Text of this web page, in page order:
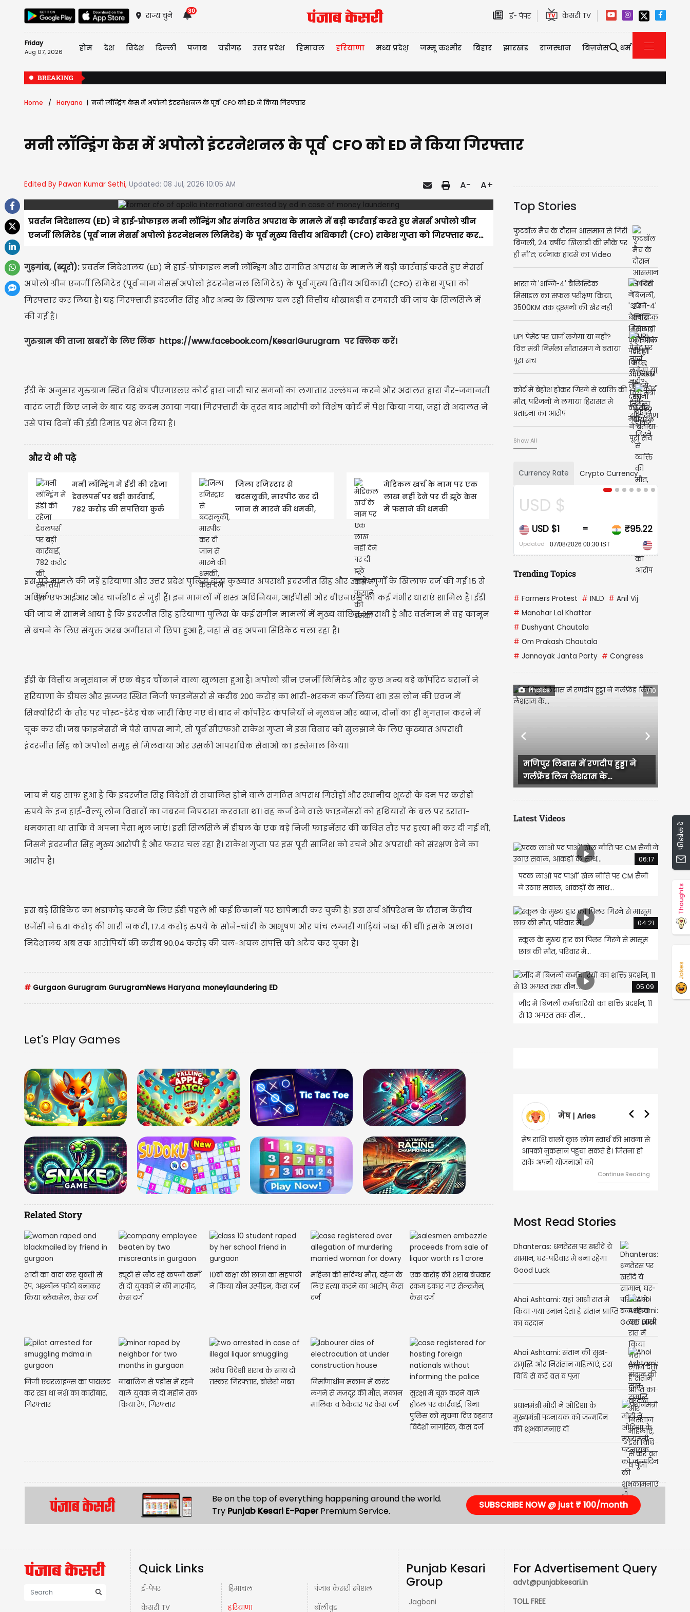
राज्य चुनें
30
ई- पेपर केसरी TV
Friday
Aug 07, 2026 होम देश विदेश दिल्ली पंजाब चंडीगढ़ उत्तर प्रदेश हिमाचल हरियाणा मध्य प्रदेश़ जम्मू कश्मीर बिहार झारखंड राजस्थान बिज़नेस धर्म
BREAKING
Home Haryana मनी लॉन्ड्रिंग केस में अपोलो इंटरनेशनल के पूर्व CFO को ED ने किया गिरफ्तार
मनी लॉन्ड्रिंग केस में अपोलो इंटरनेशनल के पूर्व CFO को ED ने किया गिरफ्तार
Edited By Pawan Kumar Sethi, Updated: 08 Jul, 2026 10:05 AM A- A+
प्रवर्तन निदेशालय (ED) ने हाई-प्रोफाइल मनी लॉन्ड्रिंग और संगठित अपराध के मामले में बड़ी कार्रवाई करते हुए मेसर्स अपोलो ग्रीन
एनर्जी लिमिटेड (पूर्व नाम मेसर्स अपोलो इंटरनेशनल लिमिटेड) के पूर्व मुख्य वित्तीय अधिकारी (CFO) राकेश गुप्ता को गिरफ्तार कर...
गुड़गांव, (ब्यूरो):प्रवर्तन निदेशालय (ED) ने हाई-प्रोफाइल मनी लॉन्ड्रिंग और संगठित अपराध के मामले में बड़ी कार्रवाई करते हुए मेसर्स
अपोलो ग्रीन एनर्जी लिमिटेड (पूर्व नाम मेसर्स अपोलो इंटरनेशनल लिमिटेड) के पूर्व मुख्य वित्तीय अधिकारी (CFO) राकेश गुप्ता को
गिरफ्तार कर लिया है। यह गिरफ्तारी इंदरजीत सिंह और अन्य के खिलाफ चल रही वित्तीय धोखाधड़ी व रंगदारी की जांच के सिलसिले में
की गई है।
गुरुग्राम की ताजा खबरों के लिए लिंक https://www.facebook.com/KesariGurugram पर क्लिक करें।
ईडी के अनुसार गुरुग्राम स्थित विशेष पीएमएलए कोर्ट द्वारा जारी चार समनों का लगातार उल्लंघन करने और अदालत द्वारा गैर-जमानती
वारंट जारी किए जाने के बाद यह कदम उठाया गया। गिरफ्तारी के तुरंत बाद आरोपी को विशेष कोर्ट में पेश किया गया, जहां से अदालत ने
उसे पांच दिनों की ईडी रिमांड पर भेज दिया है।
और ये भी पढ़े
मनी लॉन्ड्रिंग में ईडी की रहेजा
डेवलपर्स पर बड़ी कार्रवाई,
782 करोड़ की संपत्तियां कुर्क
जिला रजिस्ट्रार से
बदसलूकी, मारपीट कर दी
जान से मारने की धमकी,
मेडिकल खर्च के नाम पर एक
लाख नहीं देने पर दी झूठे केस
में फंसाने की धमकी
इस पूरे मामले की जड़ें हरियाणा और उत्तर प्रदेश पुलिस द्वारा कुख्यात अपराधी इंदरजीत सिंह और उसके गुर्गों के खिलाफ दर्ज की गई 15 से
अधिक एफआईआर और चार्जशीट से जुड़ी हैं। इन मामलों में शस्त्र अधिनियम, आईपीसी और बीएनएस की कई गंभीर धाराएं शामिल हैं। ईडी
की जांच में सामने आया है कि इंदरजीत सिंह हरियाणा पुलिस के कई संगीन मामलों में मुख्य वांछित अपराधी है और वर्तमान में वह कानून
से बचने के लिए संयुक्त अरब अमीरात में छिपा हुआ है, जहां से वह अपना सिंडिकेट चला रहा है।
ईडी के वित्तीय अनुसंधान में एक बेहद चौंकाने वाला खुलासा हुआ है। अपोलो ग्रीन एनर्जी लिमिटेड और कुछ अन्य बड़े कॉर्पोरेट घरानों ने
हरियाणा के डीघल और झज्जर स्थित निजी फाइनेंसरों से करीब 200 करोड़ का भारी-भरकम कर्ज लिया था। इस लोन की एवज में
सिक्योरिटी के तौर पर पोस्ट-डेटेड चेक जारी किए गए थे। बाद में कॉर्पोरेट कंपनियों ने मूलधन और ब्याज, दोनों का ही भुगतान करने में
चूक कर दी। जब फाइनेंसरों ने पैसे वापस मांगे, तो पूर्व सीएफओ राकेश गुप्ता ने इस विवाद को सुलझाने के लिए कुख्यात अपराधी
इंदरजीत सिंह को अपोलो समूह से मिलवाया और उसकी आपराधिक सेवाओं का इस्तेमाल किया।
जांच में यह साफ हुआ है कि इंदरजीत सिंह विदेशों से संचालित होने वाले संगठित अपराध गिरोहों और स्थानीय शूटरों के दम पर करोड़ों
रुपये के इन हाई-वैल्यू लोन विवादों का जबरन निपटारा करवाता था। वह कर्ज देने वाले फाइनेंसरों को हथियारों के बल पर डराता-
धमकाता था ताकि वे अपना पैसा भूल जाएं। इसी सिलसिले में डीघल के एक बड़े निजी फाइनेंसर की कथित तौर पर हत्या भी कर दी गई थी,
जिसमें इंदरजीत सिंह मुख्य आरोपी है और फरार चल रहा है। राकेश गुप्ता पर इस पूरी साजिश को रचने और अपराधी को संरक्षण देने का
आरोप है।
इस बड़े सिंडिकेट का भंडाफोड़ करने के लिए ईडी पहले भी कई ठिकानों पर छापेमारी कर चुकी है। इस सर्च ऑपरेशन के दौरान केंद्रीय
एजेंसी ने 6.41 करोड़ की भारी नकदी, 17.4 करोड़ रुपये के सोने-चांदी के आभूषण और पांच लग्जरी गाड़ियां जब्त की थीं। इसके अलावा
निदेशालय अब तक आरोपियों की करीब 90.04 करोड़ की चल-अचल संपत्ति को अटैच कर चुका है।
# Gurgaon Gurugram GurugramNews Haryana moneylaundering ED
Let's Play Games
Related Story
शादी का वादा कर युवती से
रेप, अश्लील फोटो बनाकर
किया ब्लैकमेल, केस दर्ज
ड्यूटी से लौट रहे कंपनी कर्मी
से दो युवकों ने की मारपीट,
केस दर्ज
10वीं कक्षा की छात्रा का सहपाठी
ने किया यौन उत्पीड़न, केस दर्ज
महिला की संदिग्ध मौत, दहेज के
लिए हत्या करने का आरोप, केस
दर्ज
एक करोड़ की शराब बेचकर
रकम डकार गए सेल्समैन,
केस दर्ज
निजी एयरलाइन्स का पायलट
कर रहा था नशे का कारोबार,
गिरफ्तार
नाबालिग से पड़ोस में रहने
वाले युवक ने दो महीने तक
किया रेप, गिरफ्तार
अवैध विदेशी शराब के साथ दो
तस्कर गिरफ्तार, बोलेरो जब्त
निर्माणाधीन मकान में करंट
लगने से मजदूर की मौत, मकान
मालिक व ठेकेदार पर केस दर्ज
सुरक्षा में चूक करने वाले
होटल पर कार्रवाई, बिना
पुलिस को सूचना दिए ठहराए
विदेशी नागरिक, केस दर्ज
Top Stories
फुटबॉल मैच के दौरान आसमान से गिरी
बिजली, 24 वर्षीय खिलाड़ी की मौके पर
ही मौ'त; दर्दनाक हादसे का Video
वायरल
भारत ने 'अग्नि-4' बैलिस्टिक
मिसाइल का सफल परीक्षण किया,
3500KM तक दुश्मनों की खैर नहीं
UPI पेमेंट पर चार्ज लगेगा या नहीं?
वित्त मंत्री निर्मला सीतारमण ने बताया
पूरा सच
कोर्ट में बेहोश होकर गिरने से व्यक्ति की
मौत, परिजनों ने लगाया हिरासत में
प्रताड़ना का आरोप
Show All
Currency Rate Crypto Currency
USD $
₹95.22 CAD $1 =
Updated 07/08/2026 00:30 IST
Trending Topics
# Farmers Protest # INLD # Anil Vij
# Manohar Lal Khattar
# Dushyant Chautala
# Om Prakash Chautala
# Jannayak Janta Party # Congress
Photos 1/10
मणिपुर लिबास में रणदीप हुड्डा ने
राजस्थान में हुई भव्य बिश्नोई और
IAS परी की सगाई, दादी और...
Previous Next
Latest Videos
06:17
पदक लाओ पद पाओ' खेल नीति पर CM सैनी
ने उठाए सवाल, आंकड़ों के साथ...
04:21
स्कूल के मुख्य द्वार का पिलर गिरने से मासूम
छात्र की मौत, परिवार में...
05:09
जींद में बिजली कर्मचारियों का शक्ति प्रदर्शन, 11
से 13 अगस्त तक तीन...
मेष राशि वालों कुछ लोग स्वार्थ की भावना से
आपको नुकसान पहुंचा सकते हैं। जितना हो
सके अपनी योजनाओं को
वृषभ | Taurus
वृष राशि वालों आय के स्त्रोत बढ़ने से रुके
हुए कार्यों में गति आएगी। युवा वर्ग भविष्य
को लेकर ज्यादा फोकस रहेंगे।
Continue Reading
Most Read Stories
Dhanteras: धनतेरस पर खरीदें ये
सामान, घर-परिवार में बना रहेगा
Good Luck
Ahoi Ashtami: यहां आधी रात में
किया गया स्नान देता है संतान प्राप्ति
का वरदान
Ahoi Ashtami: संतान की सुख-
समृद्धि और निसंतान महिलाएं, इस
विधि से करें व्रत व पूजा
प्रधानमंत्री मोदी ने ओडिशा के
मुख्यमंत्री पटनायक को जन्मदिन
की शुभकामनाएं दीं
Be on the top of everything happening around the world.
Try Punjab Kesari E-PaperPremium Service.
SUBSCRIBE NOW @ just ₹ 100/month
Quick Links
ई-पेपर
केसरी TV
हिमाचल
हरियाणा
पंजाब केसरी स्पेशल
बॉलीवुड
Punjab Kesari
Group
Jagbani
For Advertisement Query
advt@punjabkesari.in
TOLL FREE
फीडबैक दें
Thoughts
Jokes